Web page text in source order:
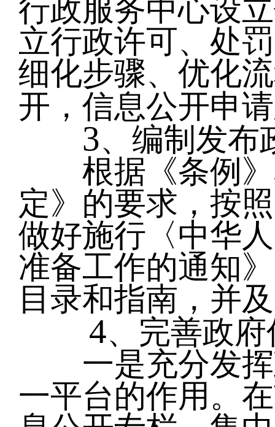
行政服务中心设
立行政许可、处
细化步骤、优化
开，信息公开申
3、编制发布
根据《条例》
定》的要求，按
做好施行〈中华
准备工作的通知
目录和指南，并
4、完善政
一是充分发挥
一平台的作用。